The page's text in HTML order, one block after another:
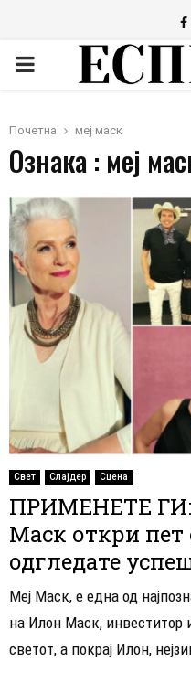
PRIMARY
Почетна меј маск
Ознака : меј
Свет Слајдер Сцена
ПРИМЕНЕТЕ ГИ:
Маск откри пет
одгледате
Меј Маск, е една од
на Илон Маск, инвеститор
светот, а покрај Илон,